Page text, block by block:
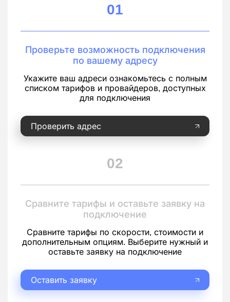
01
Проверьте возможность подключения
по вашему адресу
Укажите ваш адреси ознакомьтесь с полным
списком тарифов и провайдеров, доступных
для подключения
Проверить адрес
02
Сравните тарифы и оставьте заявку на
подключение
Сравните тарифы по скорости, стоимости и
дополнительным опциям. Выберите нужный и
оставьте заявку на подключение
Оставить заявку